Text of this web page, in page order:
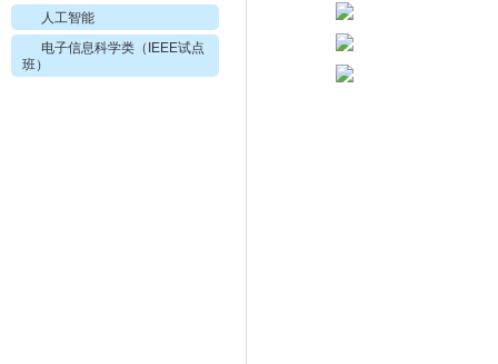
人工智能
电子信息科学类（IEEE试点
班）